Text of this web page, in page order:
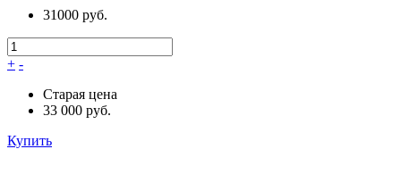
31000 руб.
+ -
Старая цена
33 000 руб.
Купить